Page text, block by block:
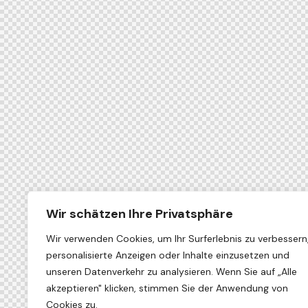
Wir schätzen Ihre Privatsphäre
Wir verwenden Cookies, um Ihr Surferlebnis zu
personalisierte Anzeigen oder Inhalte einzusetzen und
unseren Datenverkehr zu analysieren. Wenn Sie auf „Alle
akzeptieren" klicken, stimmen Sie der Anwendung von
Cookies zu.